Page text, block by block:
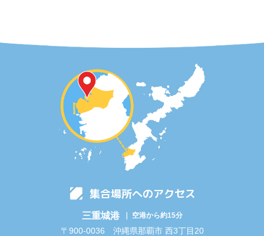
集合場所へのアクセス
三重城港 ｜ 空港から約15分
〒900-0036 沖縄県那覇市 西3丁目20